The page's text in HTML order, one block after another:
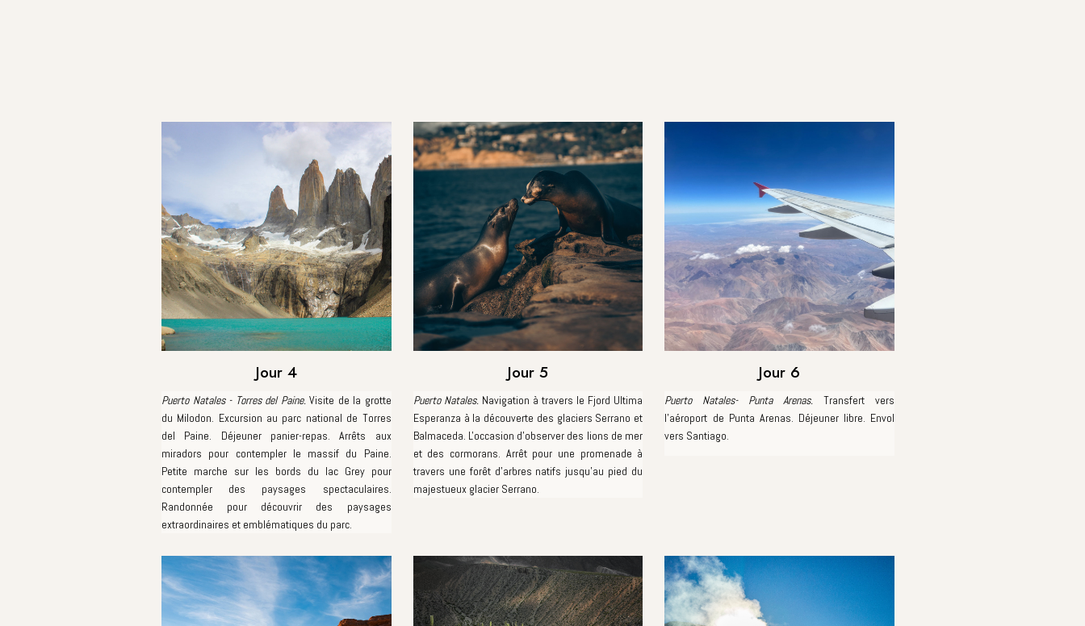
Jour 4
Puerto Natales - Torres del Paine.Visite de la grotte
du Milodon. Excursion au parc national de Torres
del Paine. Déjeuner panier-repas. Arrêts aux
miradors pour contempler le massif du Paine.
Petite marche sur les bords du lac Grey pour
contempler des paysages spectaculaires.
Randonnée pour découvrir des paysages
extraordinaires et emblématiques du parc.
Jour 5
Puerto Natales.Navigation à travers le Fjord Ultima
Esperanza à la découverte des glaciers Serrano et
Balmaceda. L'occasion d'observer des lions de mer
et des cormorans. Arrêt pour une promenade à
travers une forêt d'arbres natifs jusqu’au pied du
majestueux glacier Serrano.
Jour 6
Puerto Natales- Punta Arenas.Transfert vers
l'aéroport de Punta Arenas. Déjeuner libre. Envol
vers Santiago.